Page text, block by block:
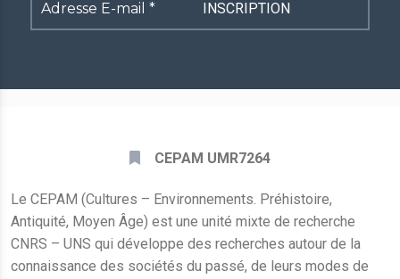
Adresse
E-
CEPAM UMR7264
Le CEPAM (Cultures – Environnements. Préhistoire,
Antiquité, Moyen Âge) est une unité mixte de recherche
CNRS – UNS qui développe des recherches autour de la
connaissance des sociétés du passé, de leurs modes de